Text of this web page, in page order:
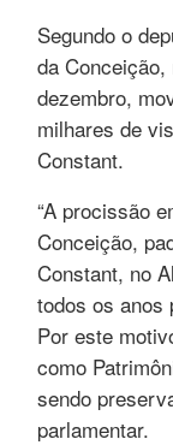
Segundo o
da
dezembro,
milhares de
Constant.
“A procissão
Conceição,
Constant, no
todos os anos
Por este
como
sendo
parlamentar.